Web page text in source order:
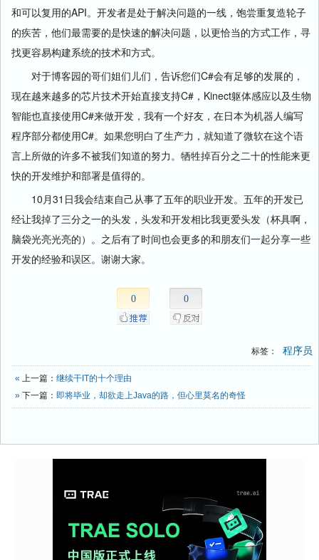
和可以复用的API。开发者是处于解决问题的一线，饱尝重复造轮子
的疾苦，他们最需要的是快速的解决问题，以更恰当的方式工作，寻
找更容易构建系统的技术和方式。
对于博客园的哥们姐们儿们，告诉您们C#会有足够的发展的，
现在越来越多的芯片技术开始直接支持C#，Kinect躯体感应以及生物
智能也直接使用C#来做开发，我有一个好友，在日本为机器人编写
程序部分都使用C#。如果您明白了生产力，就知道了微软在这个语
言上所做的许多不被我们知道的努力。牺牲掉百分之二十的性能来更
快的开发维护和部署是值得的。
10月31日我会结束自己从事了五年的职业开发。五年的开发已
经让我掉了三分之一的头发，头发和开发相比我更爱头发（杯具啊，
脑袋光亮光亮的）。之后有了时间也会更多的和朋友们一起分享一些
开发的经验和误区。谢谢大家。
0 0
标签： 程序员
« 上一篇： 继续干IT的十个理由
» 下一篇： 即将毕业，却欲走上Java的路，但心里莫名的奇怪